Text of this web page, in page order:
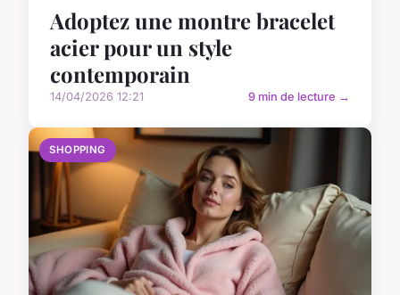
Adoptez une montre bracelet
acier pour un style
contemporain
14/04/2026 12:21 9 min de lecture →
SHOPPING